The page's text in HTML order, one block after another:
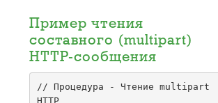
Пример чтения
составного (multipart)
HTTP-сообщения
// Процедура - Чтение multipart
HTTP